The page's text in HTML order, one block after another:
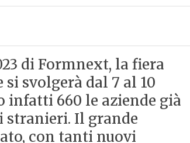
di Formnext, la fiera
svolgerà dal 7 al 10
infatti 660 le aziende già
stranieri. Il grande
con tanti nuovi